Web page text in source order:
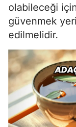
olabileceği
güvenmek
edilmelidir.